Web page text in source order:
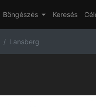
Böngészés Keresés
Lansberg